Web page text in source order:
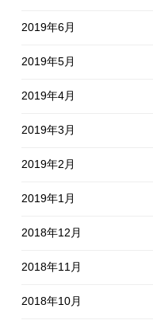
2019年6月
2019年5月
2019年4月
2019年3月
2019年2月
2019年1月
2018年12月
2018年11月
2018年10月